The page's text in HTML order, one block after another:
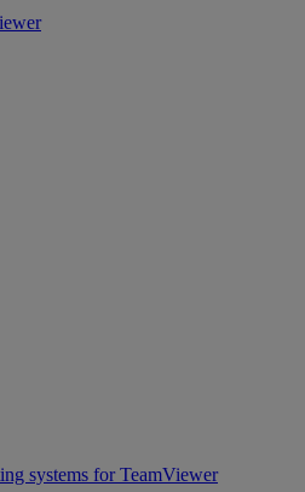
systems for TeamViewer